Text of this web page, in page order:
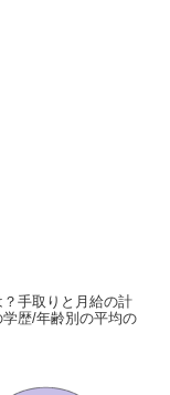
手取りと月給の計
歴/年齢別の平均の